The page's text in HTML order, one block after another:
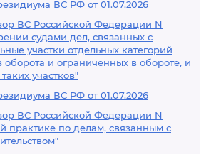
ВС РФ от 01.07.2026
ВС Российской Федерации N
судами дел, связанных с
участки отдельных категорий
оборота и ограниченных в обороте, и
участков"
ВС РФ от 01.07.2026
ВС Российской Федерации N
практике по делам, связанным с